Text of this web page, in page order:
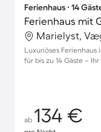
Ferienhaus ∙ 14
Ferienhaus mit
Marielyst,
Luxuriöses Ferienhaus
für bis zu 14 Gäste –
ab 134 €